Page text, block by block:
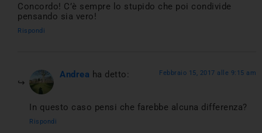
Concordo! C’è sempre lo stupido che poi condivide
pensando sia vero!
Rispondi
Andrea ha detto: Febbraio 15, 2017 alle 9:15 am
In questo caso pensi che farebbe alcuna differenza?
Rispondi